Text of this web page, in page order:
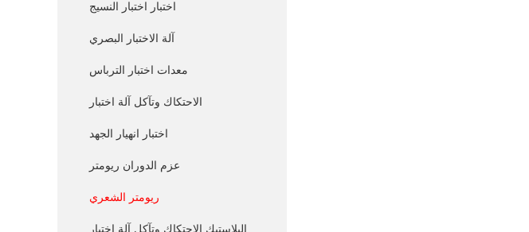
اختبار اختبار النسيج
آلة الاختبار البصري
معدات اختبار الترباس
الاحتكاك وتآكل آلة اختبار
اختبار انهيار الجهد
عزم الدوران ريومتر
ريومتر الشعري
البلاستيك الاحتكاك وتآكل آلة اختبار